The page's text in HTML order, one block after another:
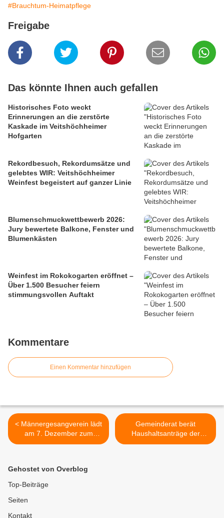
#Brauchtum-Heimatpflege
Freigabe
Das könnte Ihnen auch gefallen
Historisches Foto weckt
Erinnerungen an die zerstörte
Kaskade im Veitshöchheimer
Hofgarten
Rekordbesuch, Rekordumsätze und
gelebtes WIR: Veitshöchheimer
Weinfest begeistert auf ganzer Linie
Blumenschmuckwettbewerb 2026:
Jury bewertete Balkone, Fenster und
Blumenkästen
Weinfest im Rokokogarten eröffnet –
Über 1.500 Besucher feiern
stimmungsvollen Auftakt
Kommentare
Einen Kommentar hinzufügen
< Männergesangverein lädt
am 7. Dezember zum
festlichen Adventskonzert in
Gemeinderat berät
Haushaltsanträge der
Fraktionen am 2. Dezember
Gehostet von Overblog
Top-Beiträge
Seiten
Kontakt